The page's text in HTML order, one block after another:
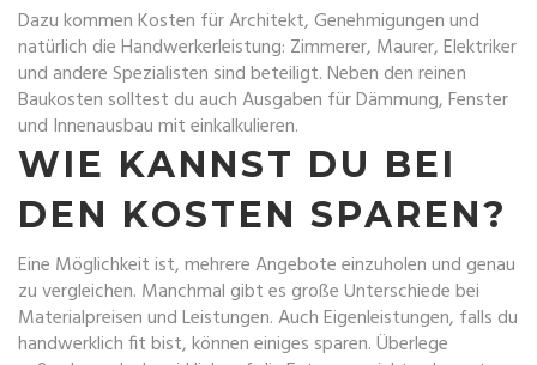
Dazu kommen Kosten für Architekt, Genehmigungen und
natürlich die Handwerkerleistung: Zimmerer, Maurer, Elektriker
und andere Spezialisten sind beteiligt. Neben den reinen
Baukosten solltest du auch Ausgaben für Dämmung, Fenster
und Innenausbau mit einkalkulieren.
WIE KANNST DU BEI
DEN KOSTEN SPAREN?
Eine Möglichkeit ist, mehrere Angebote einzuholen und genau
zu vergleichen. Manchmal gibt es große Unterschiede bei
Materialpreisen und Leistungen. Auch Eigenleistungen, falls du
handwerklich fit bist, können einiges sparen. Überlege